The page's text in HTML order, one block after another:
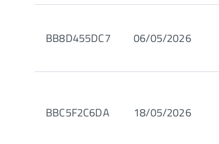
BB8D455DC7 06/05/2026
BBC5F2C6DA 18/05/2026